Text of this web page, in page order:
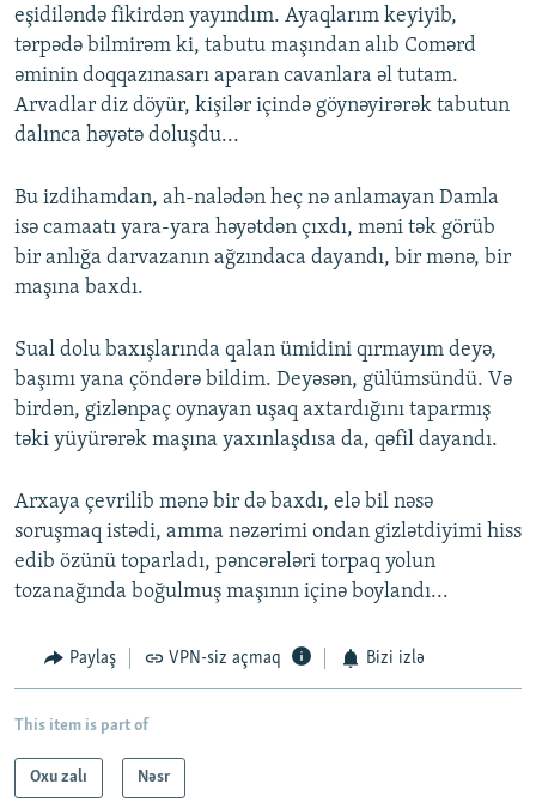
eşidiləndə fikirdən yayındım. Ayaqlarım keyiyib,
tərpədə bilmirəm ki, tabutu maşından alıb Comərd
əminin doqqazınasarı aparan cavanlara əl tutam.
Arvadlar diz döyür, kişilər içində göynəyirərək tabutun
dalınca həyətə doluşdu...
Bu izdihamdan, ah-nalədən heç nə anlamayan Damla
isə camaatı yara-yara həyətdən çıxdı, məni tək görüb
bir anlığa darvazanın ağzındaca dayandı, bir mənə, bir
maşına baxdı.
Sual dolu baxışlarında qalan ümidini qırmayım deyə,
başımı yana çöndərə bildim. Deyəsən, gülümsündü. Və
birdən, gizlənpaç oynayan uşaq axtardığını taparmış
təki yüyürərək maşına yaxınlaşdısa da, qəfil dayandı.
Arxaya çevrilib mənə bir də baxdı, elə bil nəsə
soruşmaq istədi, amma nəzərimi ondan gizlətdiyimi hiss
edib özünü toparladı, pəncərələri torpaq yolun
tozanağında boğulmuş maşının içinə boylandı...
Paylaş VPN-siz açmaq Bizi izlə
This item is part of
Oxu zalı Nəsr